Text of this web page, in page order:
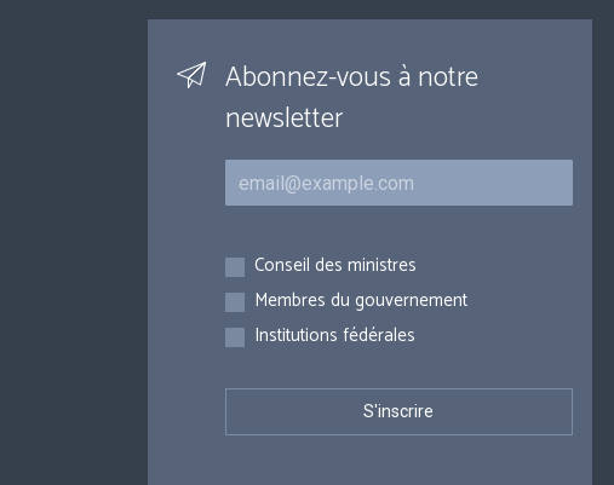
Abonnez-vous à notre
newsletter
Courriel
Inscriptions
Conseil des ministres
Membres du gouvernement
Institutions fédérales